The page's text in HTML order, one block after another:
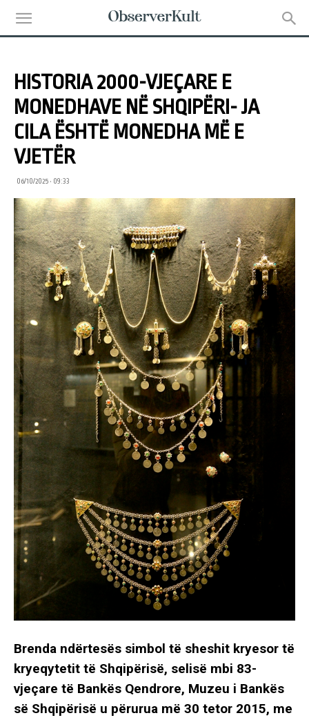
HISTORIA 2000-VJEÇARE E
MONEDHAVE NË SHQIPËRI- JA
CILA ËSHTË MONEDHA MË E
VJETËR
06/10/2025 • 09:33
Brenda ndërtesës simbol të sheshit kryesor të
kryeqytetit të Shqipërisë, selisë mbi 83-
vjeçare të Bankës Qendrore, Muzeu i Bankës
së Shqipërisë u përurua më 30 tetor 2015, me